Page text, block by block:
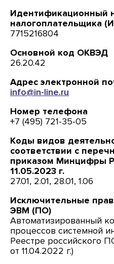
Идентификационный
налогоплательщика
7715216804
Основной код ОКВЭД
26.20.42
Адрес электронной
info@in-line.ru
Номер телефона
+7 (495) 721-35-05
Коды видов
соответствии с
приказом Минцифры
11.05.2023 г.
27.01, 2.01, 28.01, 1.06
Исключительные
ЭВМ (ПО)
Автоматизированный
процессов системной
Реестре российского
от 11.04.2022 г.)